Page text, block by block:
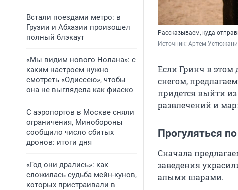
Встали поездами метро: в
Грузии и Абхазии произошел
полный блэкаут
«Мы видим нового Нолана»: с
каким настроем нужно
смотреть «Одиссею», чтобы
она не выглядела как фиаско
С аэропортов в Москве сняли
ограничения, Минобороны
сообщило число сбитых
дронов: итоги дня
«Год они дрались»: как
сложилась судьба мейн-кунов,
которых пристраивали в
Рассказываем, куда
Источник: Артем
Если Гринч в этом
снегом,
придется выйти
развлечений и
Прогуляться
Сначала
заведения
алыми шарами.